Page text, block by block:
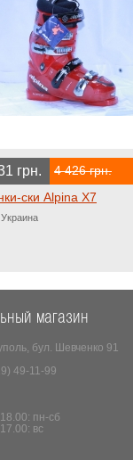
грн. 4 426 грн.
ски Alpina X7
магазин
бул. Шевченко 91
49-11-99
пн-сб
вс